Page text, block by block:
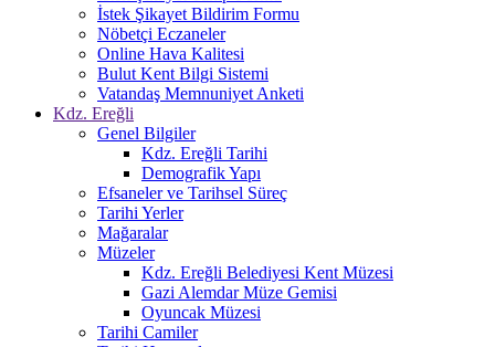
İstek Şikayet Bildirim Formu
Nöbetçi Eczaneler
Online Hava Kalitesi
Bulut Kent Bilgi Sistemi
Vatandaş Memnuniyet Anketi
Kdz. Ereğli
Genel Bilgiler
Kdz. Ereğli Tarihi
Demografik Yapı
Efsaneler ve Tarihsel Süreç
Tarihi Yerler
Mağaralar
Müzeler
Kdz. Ereğli Belediyesi Kent Müzesi
Gazi Alemdar Müze Gemisi
Oyuncak Müzesi
Tarihi Camiler